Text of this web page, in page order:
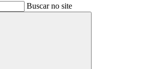
Buscar no site